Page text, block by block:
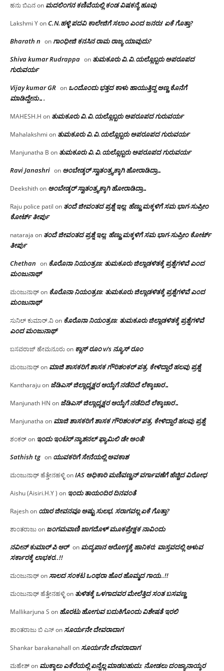
ಹನು ಬಿಎನon ಮದಲಿಂಗನ ಕಣಿವೆಯಲ್ಲಿ ಕಂಡ ವಿಷಕನ್ಯೆ ಹೂವು
Lakshmi YonC.N.ಹಳ್ಳಿ ಪದವಿ ಕಾಲೇಜಿಗೆ ಸಲಾಂ‌ ಎಂದ ಜನರು! ಏಕೆ ಗೊತ್ತಾ?
Bharath n onಗಾಂಧೀಜಿ ಕನಸಿನ ರಾಮ ರಾಜ್ಯ ಯಾವುದು?
Shiva kumar Rudrappa on ತುಮಕೂರು‌ ವಿ.ವಿ.ಯಲ್ಲೊಬ್ಬರು ಅಪರೂಪದ
ಗುರುವರ್ಯ
Vijay kumar GR on ಒಂದೊಂದು ಭತ್ತದ ಕಾಳು ಹಾಯುತ್ತಿದ್ದ ಅಣ್ಣ ಕೊನೆಗೆ
ಮಾಡಿದ್ದೇನು….
MAHESH.H on ತುಮಕೂರು‌ ವಿ.ವಿ.ಯಲ್ಲೊಬ್ಬರು ಅಪರೂಪದ ಗುರುವರ್ಯ
Mahalakshmi on ತುಮಕೂರು‌ ವಿ.ವಿ.ಯಲ್ಲೊಬ್ಬರು ಅಪರೂಪದ ಗುರುವರ್ಯ
Manjunatha B on ತುಮಕೂರು‌ ವಿ.ವಿ.ಯಲ್ಲೊಬ್ಬರು ಅಪರೂಪದ ಗುರುವರ್ಯ
Ravi Janashri on ಅಂಬೇಡ್ಕರ್ ಸ್ವಾತಂತ್ರ್ಯಕ್ಕಾಗಿ ಹೋರಾಡಿದ್ರಾ…
Deekshithon ಅಂಬೇಡ್ಕರ್ ಸ್ವಾತಂತ್ರ್ಯಕ್ಕಾಗಿ ಹೋರಾಡಿದ್ರಾ…
Raju police patil on ತಂದೆ ಜೀವಂತದ ಪ್ರಶ್ನೆ ಇಲ್ಲ: ಹೆಣ್ಣು ಮಕ್ಕಳಿಗೆ ಸಮ ಭಾಗ-ಸುಪ್ರೀಂ
ಕೋರ್ಟ್ ತೀರ್ಪು
nataraja on ತಂದೆ ಜೀವಂತದ ಪ್ರಶ್ನೆ ಇಲ್ಲ: ಹೆಣ್ಣು ಮಕ್ಕಳಿಗೆ ಸಮ ಭಾಗ-ಸುಪ್ರೀಂ ಕೋರ್ಟ್
ತೀರ್ಪು
Chethan on ಕೊರೊನಾ ನಿಯಂತ್ರಣ: ತುಮಕೂರು ಜಿಲ್ಲಾಡಳಿತಕ್ಕೆ ಪ್ರಶ್ನೆಗಳಿವೆ ಎಂದ
ಮಂಜು‌ನಾಥ್
ಮಂಜುನಾಥ್on ಕೊರೊನಾ ನಿಯಂತ್ರಣ: ತುಮಕೂರು ಜಿಲ್ಲಾಡಳಿತಕ್ಕೆ ಪ್ರಶ್ನೆಗಳಿವೆ ಎಂದ
ಮಂಜು‌ನಾಥ್
ಸುನಿಲ್ ಕುಮಾರ್.ವಿon ಕೊರೊನಾ ನಿಯಂತ್ರಣ: ತುಮಕೂರು ಜಿಲ್ಲಾಡಳಿತಕ್ಕೆ ಪ್ರಶ್ನೆಗಳಿವೆ
ಎಂದ ಮಂಜು‌ನಾಥ್
ಬಸವರಾಜ್ ಹೇಮನೂರುon ಕ್ಲಾಸ್ ರೂಂ v/s ನ್ಯೂಸ್ ರೂಂ
ಮಂಜುನಾಥ್on ಮಾಜಿ ಶಾಸಕರಿಗೆ ಶಾಸಕ ಗೌರಿಶಂಕರ್ ಪತ್ರ, ಕೇಳಿದ್ದಾರೆ ಹಲವು ಪ್ರಶ್ನೆ
Kantharajuon ಜೆಡಿಎಸ್ ಜಿಲ್ಲಾಧ್ಯಕ್ಷರ ಆಯ್ಕೆಗೆ ನಡೆದಿದೆ ಲೆಕ್ಕಾಚಾರ…
Manjunath HN on ಜೆಡಿಎಸ್ ಜಿಲ್ಲಾಧ್ಯಕ್ಷರ ಆಯ್ಕೆಗೆ ನಡೆದಿದೆ ಲೆಕ್ಕಾಚಾರ…
Manjunatha on ಮಾಜಿ ಶಾಸಕರಿಗೆ ಶಾಸಕ ಗೌರಿಶಂಕರ್ ಪತ್ರ, ಕೇಳಿದ್ದಾರೆ ಹಲವು ಪ್ರಶ್ನೆ
ಶಂಕರ್on ಇಂದು ಇಂಟರ್ ನ್ಯಾಶನಲ್ ಫ್ಯಾಮಿಲಿ ಡೇ ಅಂತೆ!
Sathish tg on ಯುವಕರಿಗೆ ಸೇನೆಯಲ್ಲಿ ಅವಕಾಶ
ಮಂಜುನಾಥ್ ಹೆತ್ತೇನಹಳ್ಳಿonIAS ಅಧಿಕಾರಿ ಮಣಿವಣ್ಣನ್ ವರ್ಗಾವಣೆಗೆ ಹೆಚ್ಚಿದ‌ ವಿರೋಧ
Aishu (Aisiri.H.Y ) on ಇಂದು ತಾಯಂದಿರ ದಿನವಂತೆ
Rajeshon ಯಾರ ಜೀವನವೂ ಅಷ್ಟು ಸುಲಭ, ಸರಾಗವಲ್ಲ ಏಕೆ ಗೊತ್ತಾ?
ಶಾಂತರಾಜುon ಜಂಗಮವಾಣಿ ಜಾಗದೊಳ್ ಮೂಕಪ್ರೇಕ್ಷಕ ನಾವಿಂದು
ನವೀನ್ ಕುಮಾರ್ ಪಿ ಆರ್ on ಮದ್ಯಪಾನ ಆರೋಗ್ಯಕ್ಕೆ ಹಾನಿಕರ; ವಾಸ್ತವದಲ್ಲಿ ಅಳುವ
ಸರ್ಕಾರಕ್ಕೆ ಲಾಭಕರ..!!
ಮಂಜುನಾಥ್onಸಾಲದ ಸಂಕಟ ಒಂಥರಾ ಹೊರ ಹೊಮ್ಮದ ಗಾಯ..!!
ಮಂಜುನಾಥ್ ಹೆತ್ತೇನಹಳ್ಳಿon ತುಳಿತಕ್ಕೆ ಒಳಗಾದವರ ಮೇಲೆತ್ತಿದ ಸಂತ ಬಸವಣ್ಣ
Mallikarjuna S on ಹೊರಟು ಹೋಗುವ ಬದುಕಿಗೊಂದು ವಿಶೇಷತೆ ಇರಲಿ
ಶಾಂತರಾಜು ಬಿ ಎಸ್onಸೂರ್ಯನೇ ದೇವರಾದಾಗ
Shankar barakanahall onಸೂರ್ಯನೇ ದೇವರಾದಾಗ
ಮಹೇಶ್on ಮುಕ್ಕಾಲು ಎಕೆರೆಯಲ್ಲಿ ಏನ್ನೆಲ್ಲ‌ ಮಾಡಬಹುದು: ನೋಡಲು ದಂಜ್ಯಾನಾಯ್ಕರ